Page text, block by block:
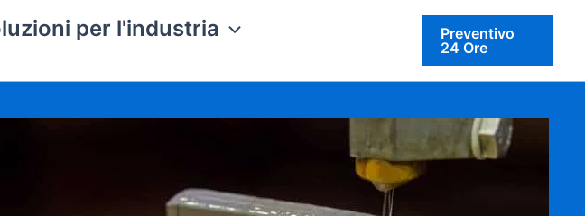
per l'industria
Preventivo
24 Ore